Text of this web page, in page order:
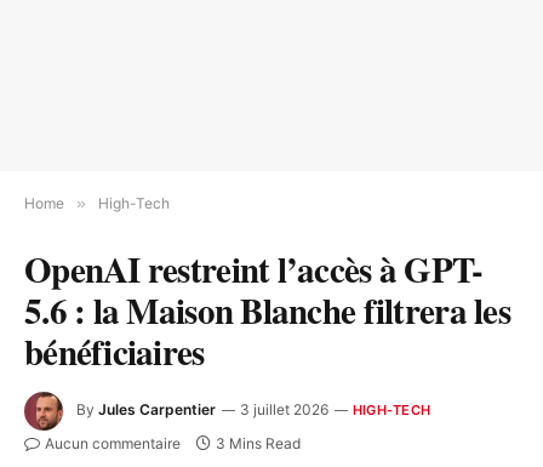
Home » High-Tech
OpenAI restreint l’accès à GPT-
5.6 : la Maison Blanche filtrera les
bénéficiaires
By Jules Carpentier 3 juillet 2026 HIGH-TECH
Aucun commentaire 3 Mins Read